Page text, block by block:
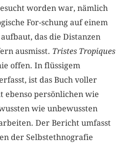
worden war, nämlich
For-schung auf einem
das die Distanzen
ausmisst. Tristes Tropiques
offen. In flüssigem
ist das Buch voller
ebenso persönlichen wie
wie unbewussten
Der Bericht umfasst
der Selbstethnografie